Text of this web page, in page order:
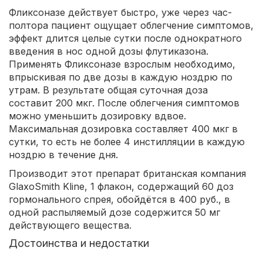
Фликсоназе действует быстро, уже через час-
полтора пациент ощущает облегчение симптомов,
эффект длится целые сутки после однократного
введения в нос одной дозы флутиказона.
Применять Фликсоназе взрослым необходимо,
впрыскивая по две дозы в каждую ноздрю по
утрам. В результате общая суточная доза
составит 200 мкг. После облегчения симптомов
можно уменьшить дозировку вдвое.
Максимальная дозировка составляет 400 мкг в
сутки, то есть не более 4 инстилляции в каждую
ноздрю в течение дня.
Производит этот препарат британская компания
GlaxoSmith Kline, 1 флакон, содержащий 60 доз
гормонального спрея, обойдётся в 400 руб., в
одной распыляемый дозе содержится 50 мг
действующего вещества.
Достоинства и недостатки